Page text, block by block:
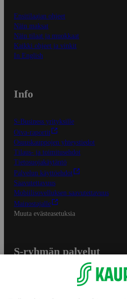
Ensitilaajan ohjeet
Näin maksat
Näin tilaat ja muokkaat
Kaikki ohjeet ja vinkit
In English
Info
S-Business yrityksille
Oiva-raportit
Osuuskauppojen yhteystiedot
Tilaus- ja toimitusehdot
Tietosuojakäytäntö
Palvelun käyttöehdot
Saavutettavuus
Mobiilisovelluksen saavutettavuus
Mainostajalle
Muuta evästeasetuksia
S-ryhmän palvelut